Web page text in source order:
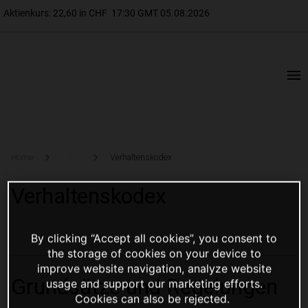
Verhaltenskodex
Grundsätze und Regelungen
By clicking “Accept all cookies”, you consent to
the storage of cookies on your device to
improve website navigation, analyze website
usage and support our marketing efforts.
Cookies can also be rejected.